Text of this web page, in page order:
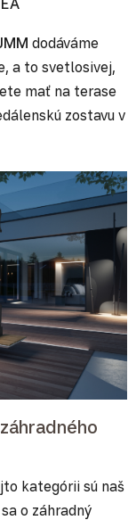
dodáváme
a to svetlosivej,
mať na terase
zostavu v
kategórii sú naš
o záhradný